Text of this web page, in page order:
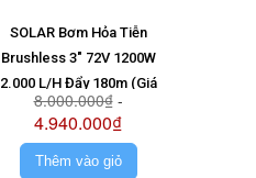
SOLAR Bơm Hỏa Tiễn
Brushless 3" 72V 1200W
2.000 L/H Đẩy 180m (Giá
Không Pin)
8.000.000₫-
4.940.000₫
Thêm vào giỏ